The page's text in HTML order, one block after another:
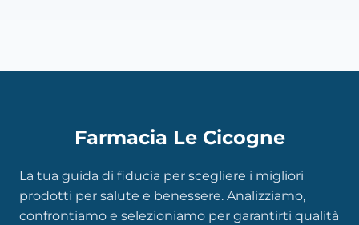
Farmacia Le Cicogne
La tua guida di fiducia per scegliere i migliori
prodotti per salute e benessere. Analizziamo,
confrontiamo e selezioniamo per garantirti qualità